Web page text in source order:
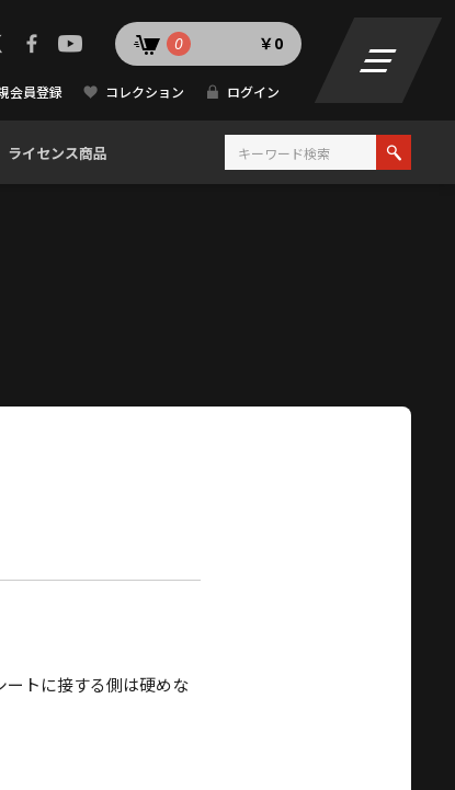
0 ￥0
会員登録 コレクション ログイン
ライセンス商品
ートに接する側は硬めな